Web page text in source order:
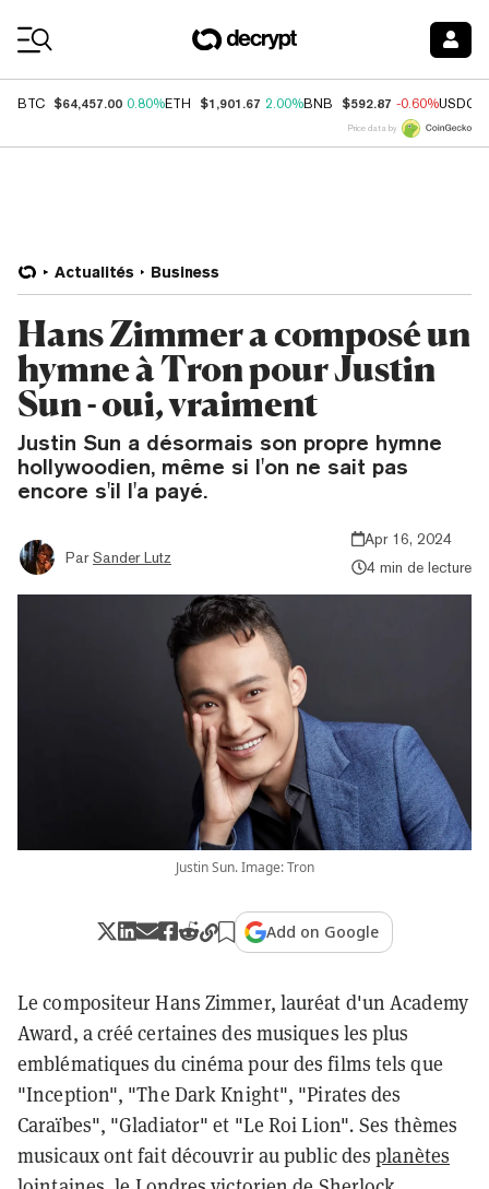
BTC $64,457.00 0.80%ETH $1,901.67 2.00%BNB $592.87 -0.60%USDC
Price data by
Actualités Business
Hans Zimmer a composé un
hymne à Tron pour Justin
Sun - oui, vraiment
Justin Sun a désormais son propre hymne
hollywoodien, même si l'on ne sait pas
encore s'il l'a payé.
Par Sander Lutz
Apr 16, 2024
4 min de lecture
Justin Sun. Image: Tron
Add on Google
Le compositeur Hans Zimmer, lauréat d'un Academy
Award, a créé certaines des musiques les plus
emblématiques du cinéma pour des films tels que
"Inception", "The Dark Knight", "Pirates des
Caraïbes", "Gladiator" et "Le Roi Lion". Ses thèmes
musicaux ont fait découvrir au public desplanètes